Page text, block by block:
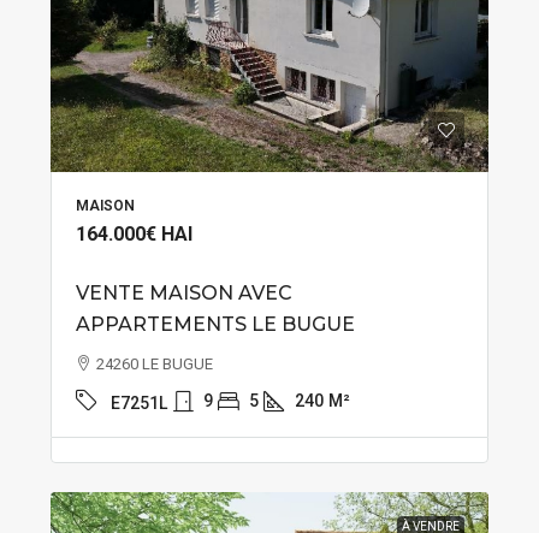
MAISON
164.000€ HAI
VENTE MAISON AVEC
APPARTEMENTS LE BUGUE
24260 LE BUGUE
E7251L 9 5 240 M²
À VENDRE